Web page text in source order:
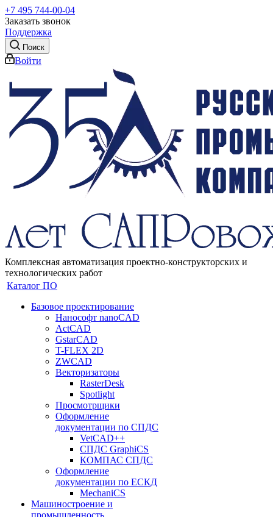
+7 495 744-00-04
Заказать звонок
Поддержка
Поиск
Войти
Комплексная автоматизация проектно-конструкторских и
технологических работ
Каталог ПО
Базовое проектирование
Нанософт nanoCAD
ActCAD
GstarCAD
T-FLEX 2D
ZWCAD
Векторизаторы
RasterDesk
Spotlight
Просмотрщики
Оформление
документации по СПДС
VetCAD++
СПДС GraphiCS
КОМПАС СПДС
Оформление
документации по ЕСКД
MechaniCS
Машиностроение и
промышленность